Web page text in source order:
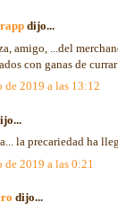
dijo...
amigo, ...del
con ganas de
de 2019 a las 13:12
la precariedad ha
2019 a las 0:21
dijo...